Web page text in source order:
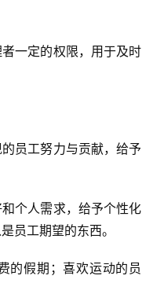
一定的权限，用于及时
员工努力与贡献，给予
个人需求，给予个性化
员工期望的东西。
的假期；喜欢运动的员